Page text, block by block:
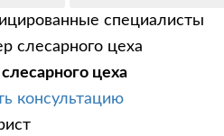
специалисты
цеха
консультацию